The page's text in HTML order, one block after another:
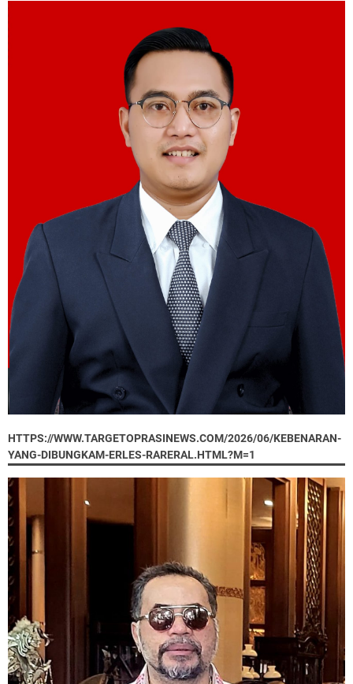
HTTPS://WWW.TARGETOPRASINEWS.COM/2026/06/KEBENARAN-
YANG-DIBUNGKAM-ERLES-RARERAL.HTML?M=1